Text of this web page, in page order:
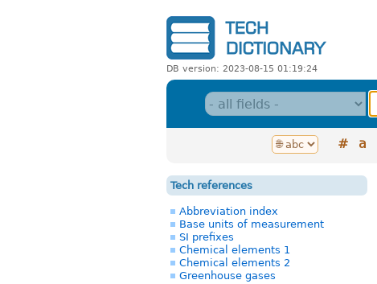
DB version: 2023-08-15 01:19:24
# a
Tech references
Abbreviation index
Base units of measurement
SI prefixes
Chemical elements 1
Chemical elements 2
Greenhouse gases